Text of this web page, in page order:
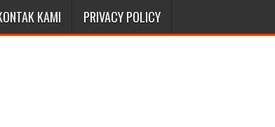
KAMI PRIVACY POLICY